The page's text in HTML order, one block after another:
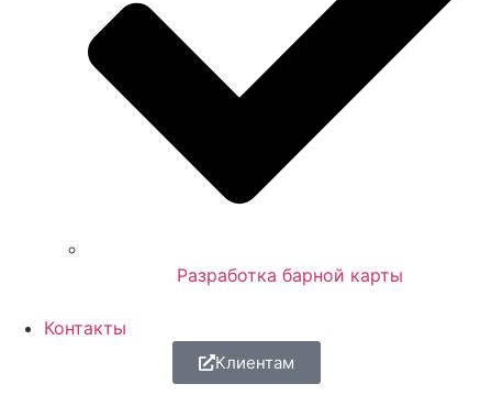
Разработка барной карты
Контакты
Клиентам